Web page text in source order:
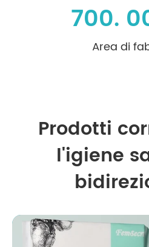
700.
Area di
Prodotti
l'igiene